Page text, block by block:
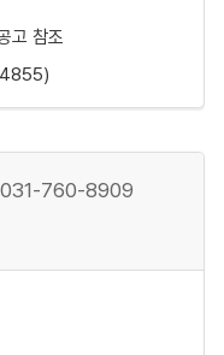
고 참조
031-760-8909